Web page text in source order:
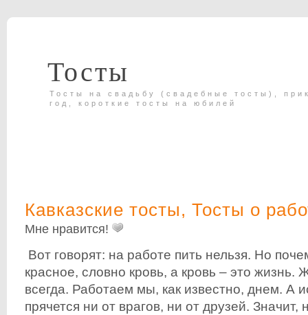
Тосты
Тосты на свадьбу (свадебные тосты),
год, короткие тосты на юбилей
Кавказские тосты, Тосты о
Мне нравится!
Вот говорят: на работе пить нельзя. Но
красное, словно кровь, а кровь – это жизнь.
всегда. Работаем мы, как известно, днем. А
прячется ни от врагов, ни от друзей.